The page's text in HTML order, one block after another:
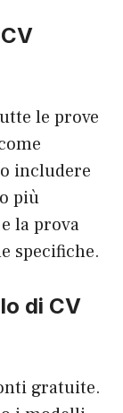
le prove
includere
più
la prova
specifiche.
di CV
gratuite.